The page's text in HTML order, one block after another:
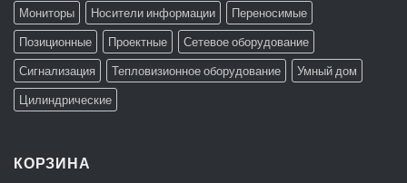
Мониторы
Носители информации
Переносимые
Позиционные
Проектные
Сетевое оборудование
Сигнализация
Тепловизионное оборудование
Умный дом
Цилиндрические
КОРЗИНА